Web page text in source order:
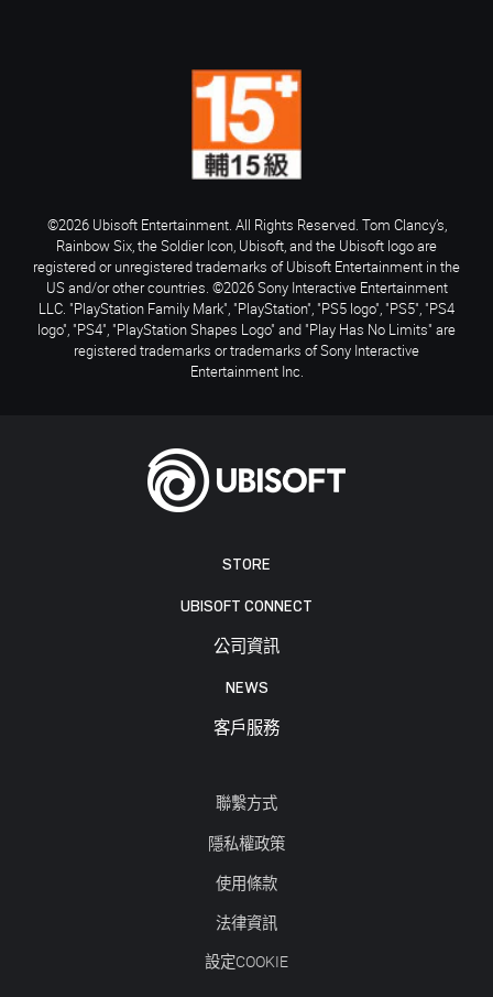
STORE
UBISOFT CONNECT
公司資訊
NEWS
客戶服務
聯繫方式
隱私權政策
使用條款
法律資訊
設定COOKIE
©2026 Ubisoft Entertainment. All Rights Reserved. Tom Clancy’s,
Rainbow Six, the Soldier Icon, Ubisoft, and the Ubisoft logo are
registered or unregistered trademarks of Ubisoft Entertainment in the
US and/or other countries. ©2026 Sony Interactive Entertainment
LLC. "PlayStation Family Mark", "PlayStation", "PS5 logo", "PS5", "PS4
logo", "PS4", "PlayStation Shapes Logo" and "Play Has No Limits" are
registered trademarks or trademarks of Sony Interactive
Entertainment Inc.